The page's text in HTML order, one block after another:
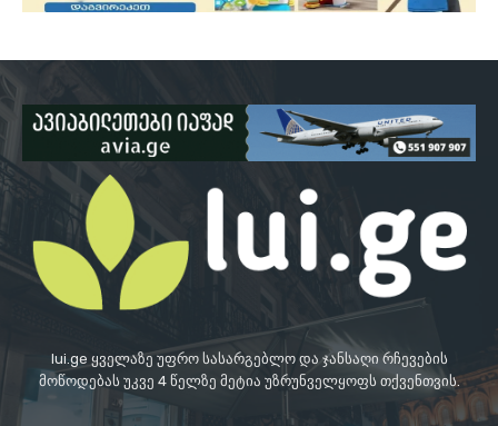
lui.ge ყველაზე უფრო სასარგებლო და ჯანსაღი რჩევების
მოწოდებას უკვე 4 წელზე მეტია უზრუნველყოფს თქვენთვის.